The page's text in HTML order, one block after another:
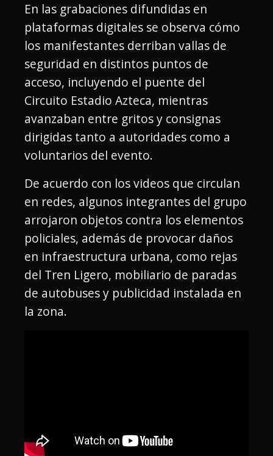
En las grabaciones difundidas en
plataformas digitales se observa cómo
los manifestantes derriban vallas de
seguridad en distintos puntos de
acceso, incluyendo el puente del
Circuito Estadio Azteca, mientras
avanzaban entre gritos y consignas
dirigidas tanto a autoridades como a
voluntarios del evento.
De acuerdo con los videos que circulan
en redes, algunos integrantes del grupo
arrojaron objetos contra los elementos
policiales, además de provocar daños
en infraestructura urbana, como rejas
del Tren Ligero, mobiliario de paradas
de autobuses y publicidad instalada en
la zona.